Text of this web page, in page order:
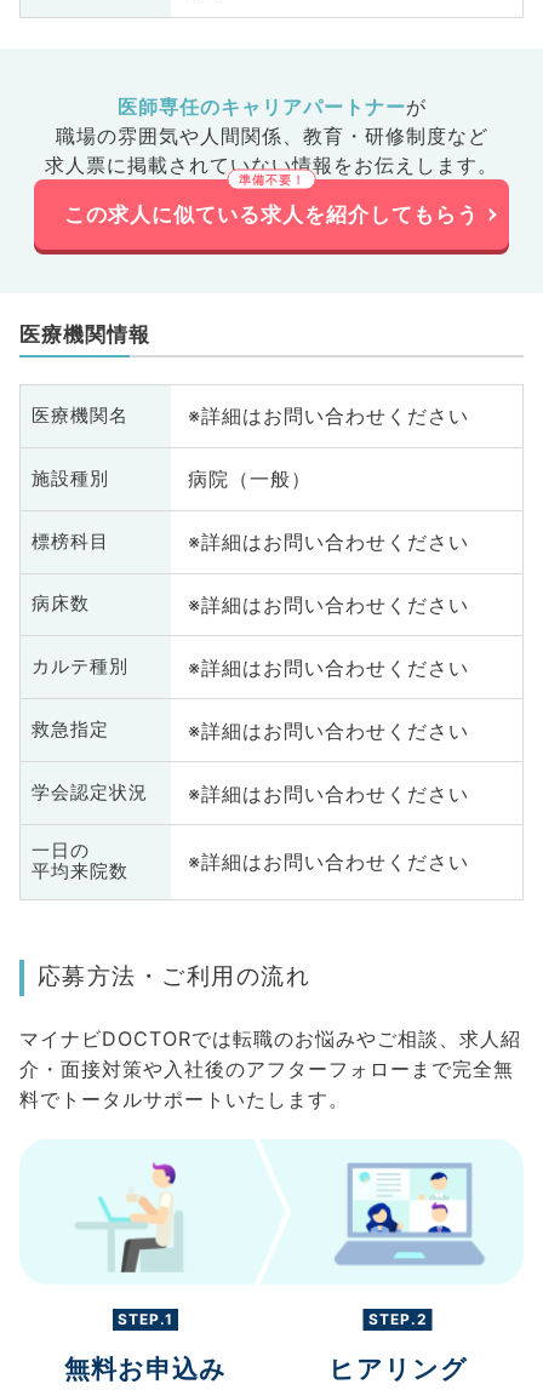
医師専任のキャリアパートナーが
職場の雰囲気や人間関係、 教育・研修制度など
求人票に掲載されていない情報をお伝えします。
この求人に似ている求人を紹介してもらう
医療機関情報
医療機関名 ※詳細はお問い合わせください
施設種別 病院（一般）
標榜科目 ※詳細はお問い合わせください
病床数 ※詳細はお問い合わせください
カルテ種別 ※詳細はお問い合わせください
救急指定 ※詳細はお問い合わせください
学会認定状況 ※詳細はお問い合わせください
一日の
平均来院数
※詳細はお問い合わせください
応募方法・ご利用の流れ
マイナビDOCTORでは転職のお悩みやご相談、求人紹
介・面接対策や入社後のアフターフォローまで完全無
料でトータルサポートいたします。
STEP.1
無料お申込み
STEP.2
ヒアリング